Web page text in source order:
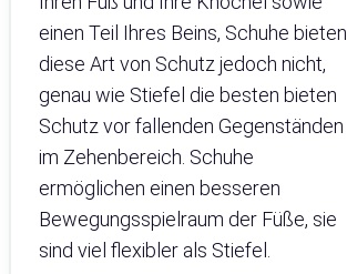
einen Teil Ihres Beins, Schuhe bieten
diese Art von Schutz jedoch nicht,
genau wie Stiefel die besten bieten
Schutz vor fallenden Gegenständen
im Zehenbereich. Schuhe
ermöglichen einen besseren
Bewegungsspielraum der Füße, sie
sind viel flexibler als Stiefel.